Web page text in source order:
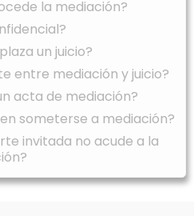
la mediación?
un juicio?
entre mediación y juicio?
acta de mediación?
someterse a mediación?
invitada no acude a la